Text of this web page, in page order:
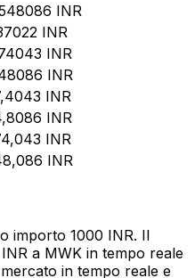
INR
INR
INR
INR
INR
INR
INR
INR
importo 1000 INR. Il
a MWK in tempo reale
in tempo reale e